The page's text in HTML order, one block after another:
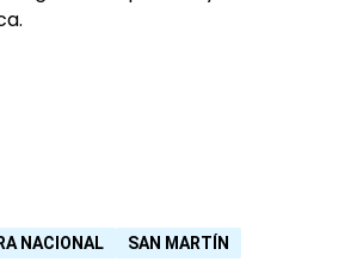
NACIONAL
SAN MARTÍN